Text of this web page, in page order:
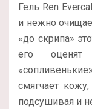
Гель Ren
и нежно
«до скрипа»
его
смягчает
подсушивая и